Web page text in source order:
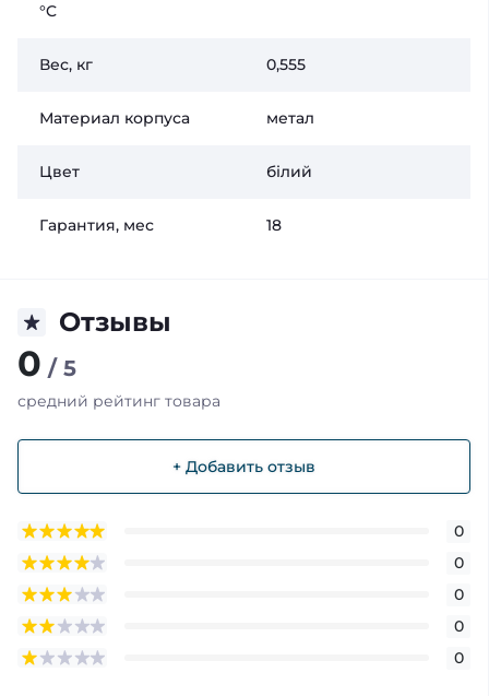
°C
Вес, кг 0,555
Материал корпуса метал
Цвет білий
Гарантия, мес 18
Отзывы
0 / 5
средний рейтинг товара
+ Добавить отзыв
0
0
0
0
0